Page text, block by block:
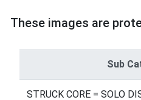
These images are
Sub
STRUCK CORE = SOLO